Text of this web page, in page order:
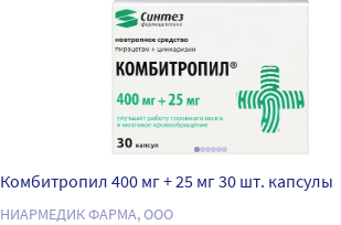
Комбитропил 400 мг + 25 мг 30 шт. капсулы
НИАРМЕДИК ФАРМА, ООО